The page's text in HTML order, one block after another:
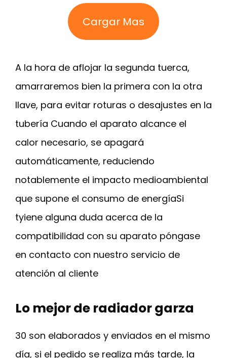
Cargar Mas
A la hora de aflojar la segunda tuerca,
amarraremos bien la primera con la otra
llave, para evitar roturas o desajustes en la
tubería Cuando el aparato alcance el
calor necesario, se apagará
automáticamente, reduciendo
notablemente el impacto medioambiental
que supone el consumo de energíaSi
tyiene alguna duda acerca de la
compatibilidad con su aparato póngase
en contacto con nuestro servicio de
atención al cliente
Lo mejor de radiador garza
30 son elaborados y enviados en el mismo
día, si el pedido se realiza más tarde, la